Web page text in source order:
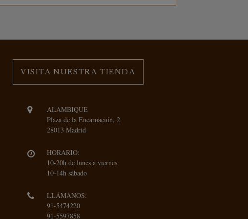
VISITA NUESTRA TIENDA
ALAMBIQUE
Plaza de la Encarnación, 2
28013 Madrid
HORARIO:
10-20h de lunes a viernes
10-14h sábado
LLÁMANOS:
91-5474220
91-5597858